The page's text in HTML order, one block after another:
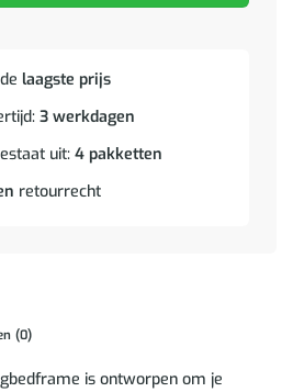
laagste prijs
3 werkdagen
uit: 4 pakketten
retourrecht
(0)
is ontworpen om je